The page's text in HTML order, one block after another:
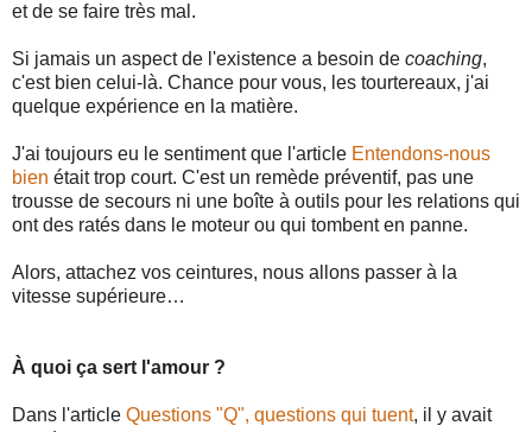
et de se faire très mal.
Si jamais un aspect de l'existence a besoin de coaching,
c'est bien celui-là. Chance pour vous, les tourtereaux, j'ai
quelque expérience en la matière.
J'ai toujours eu le sentiment que l'article Entendons-nous
bien était trop court. C'est un remède préventif, pas une
trousse de secours ni une boîte à outils pour les relations qui
ont des ratés dans le moteur ou qui tombent en panne.
Alors, attachez vos ceintures, nous allons passer à la
vitesse supérieure…
À quoi ça sert l'amour ?
Dans l'article Questions "Q", questions qui tuent, il y avait